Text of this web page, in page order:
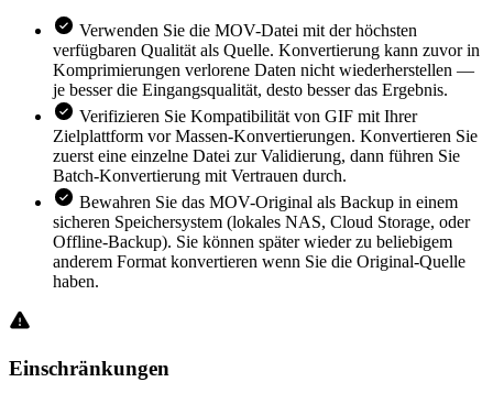
Verwenden Sie die MOV-Datei mit der höchsten
verfügbaren Qualität als Quelle. Konvertierung kann zuvor in
Komprimierungen verlorene Daten nicht wiederherstellen —
je besser die Eingangsqualität, desto besser das Ergebnis.
Verifizieren Sie Kompatibilität von GIF mit Ihrer
Zielplattform vor Massen-Konvertierungen. Konvertieren Sie
zuerst eine einzelne Datei zur Validierung, dann führen Sie
Batch-Konvertierung mit Vertrauen durch.
Bewahren Sie das MOV-Original als Backup in einem
sicheren Speichersystem (lokales NAS, Cloud Storage, oder
Offline-Backup). Sie können später wieder zu beliebigem
anderem Format konvertieren wenn Sie die Original-Quelle
haben.
Einschränkungen